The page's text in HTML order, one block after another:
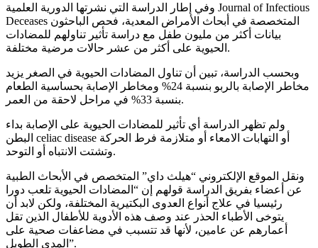
وفي إطار الدراسة التي نشرتها الدورية العلمية Journal of Infectious
Deceases المتخصصة في أبحاث الأمراض المعدية، فحص الباحثون
بيانات أكثر من مليون طفل مع دراسة تأثير تناولهم للمضادات
الحيوية على أكثر من عشر حالات مرضية مختلفة.
وبحسب الدراسة، تبين أن تناول المضادات الحيوية في الصغر يزيد
مخاطر الإصابة بالربو بنسبة 24% ومخاطر الإصابة بحساسية الطعام
بنسبة 33% في مراحل لاحقة من العمر.
ولم تظهر الدراسة أي تأثير للمضادات الحيوية على الإصابة بداء
البطن celiac disease أو التهابات الامعاء أو متلازمة فرط الحركة
وتشتت الانتباه أو التوحد.
ونقل الموقع الإلكتروني “هيلث داي” المتخصص في الأبحاث الطبية
عن أعضاء بفريق الدراسة قولهم إن “المضادات الحيوية تلعب دورا
رئيسيا في علاج أنواع العدوى البكتيرية المختلفة، ولكن لابد أن
يتوخى الأطباء الحذر عند وصف هذه الأدوية للأطفال الذين تقل
أعمارهم عن عامين، لأنها قد تتسبب في مضاعفات صحية على
المدى الطويل”.